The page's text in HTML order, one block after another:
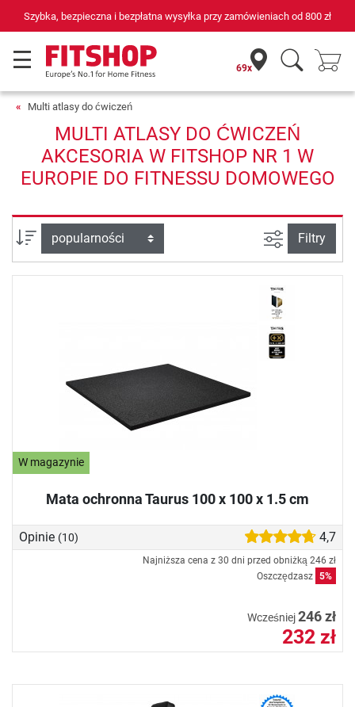
Szybka, bezpieczna i bezpłatna wysyłka przy zamówieniach od800 zł
69x
Multi atlasy do ćwiczeń
MULTI ATLASY DO ĆWICZEŃ
AKCESORIA W FITSHOP NR 1 W
EUROPIE DO FITNESSU DOMOWEGO
sortuj wg: Filtruj widok
Filtry
W magazynie
Mata ochronna Taurus 100 x 100 x 1.5 cm
Opinie (10) 4,7
Najniższa cena z 30 dni przed obniżką 246 zł
Oszczędzasz 5%
Wcześniej246 zł
232 zł